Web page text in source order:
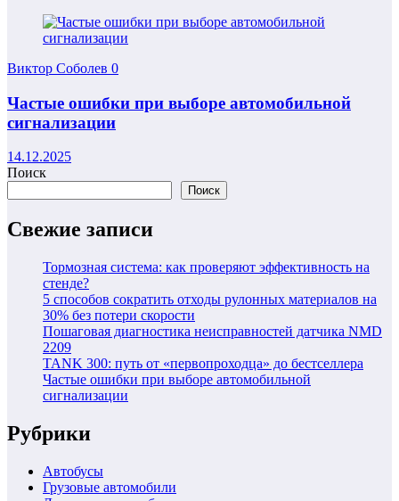
Виктор Соболев 0
Частые ошибки при выборе автомобильной
сигнализации
14.12.2025
Поиск
Поиск
Свежие записи
Тормозная система: как проверяют эффективность на
стенде?
5 способов сократить отходы рулонных материалов на
30% без потери скорости
Пошаговая диагностика неисправностей датчика NMD
2209
TANK 300: путь от «первопроходца» до бестселлера
Частые ошибки при выборе автомобильной
сигнализации
Рубрики
Автобусы
Грузовые автомобили